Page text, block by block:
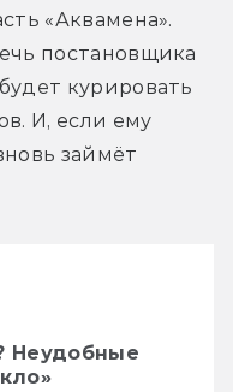
«Аквамена».
постановщика
курировать
И, если ему
займёт
Неудобные